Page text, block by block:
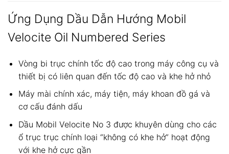
Ứng Dụng Dầu Dẫn Hướng Mobil
Velocite Oil Numbered Series
Vòng bi trục chính tốc độ cao trong máy công cụ và
thiết bị có liên quan đến tốc độ cao và khe hở nhỏ
Máy mài chính xác, máy tiện, máy khoan đồ gá và
cơ cấu đánh dấu
Dầu Mobil Velocite No 3 được khuyên dùng cho các
ổ trục trục chính loại “không có khe hở” hoạt động
với khe hở cực gần